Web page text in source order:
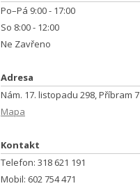
Po–Pá 9:00 - 17:00
So 8:00 - 12:00
Ne Zavřeno
Adresa
Nám. 17. listopadu 298, Příbram 7
Mapa
Kontakt
Telefon: 318 621 191
Mobil: 602 754 471